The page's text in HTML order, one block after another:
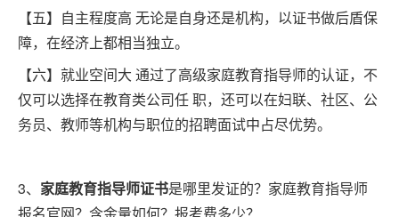
【五】自主程度高 无论是自身还是机构，以证书做后盾保
障，在经济上都相当独立。
【六】就业空间大 通过了高级家庭教育指导师的认证，不
仅可以选择在教育类公司任 职，还可以在妇联、社区、公
务员、教师等机构与职位的招聘面试中占尽优势。
3、 家庭教育指导师证书是哪里发证的？家庭教育指导师